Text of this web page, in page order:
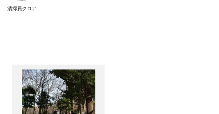
清掃員クロア